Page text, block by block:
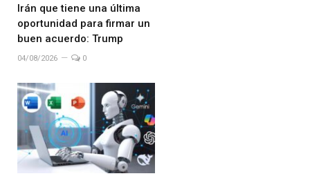
Irán que tiene una última
oportunidad para firmar un
buen acuerdo: Trump
04/08/2026 0